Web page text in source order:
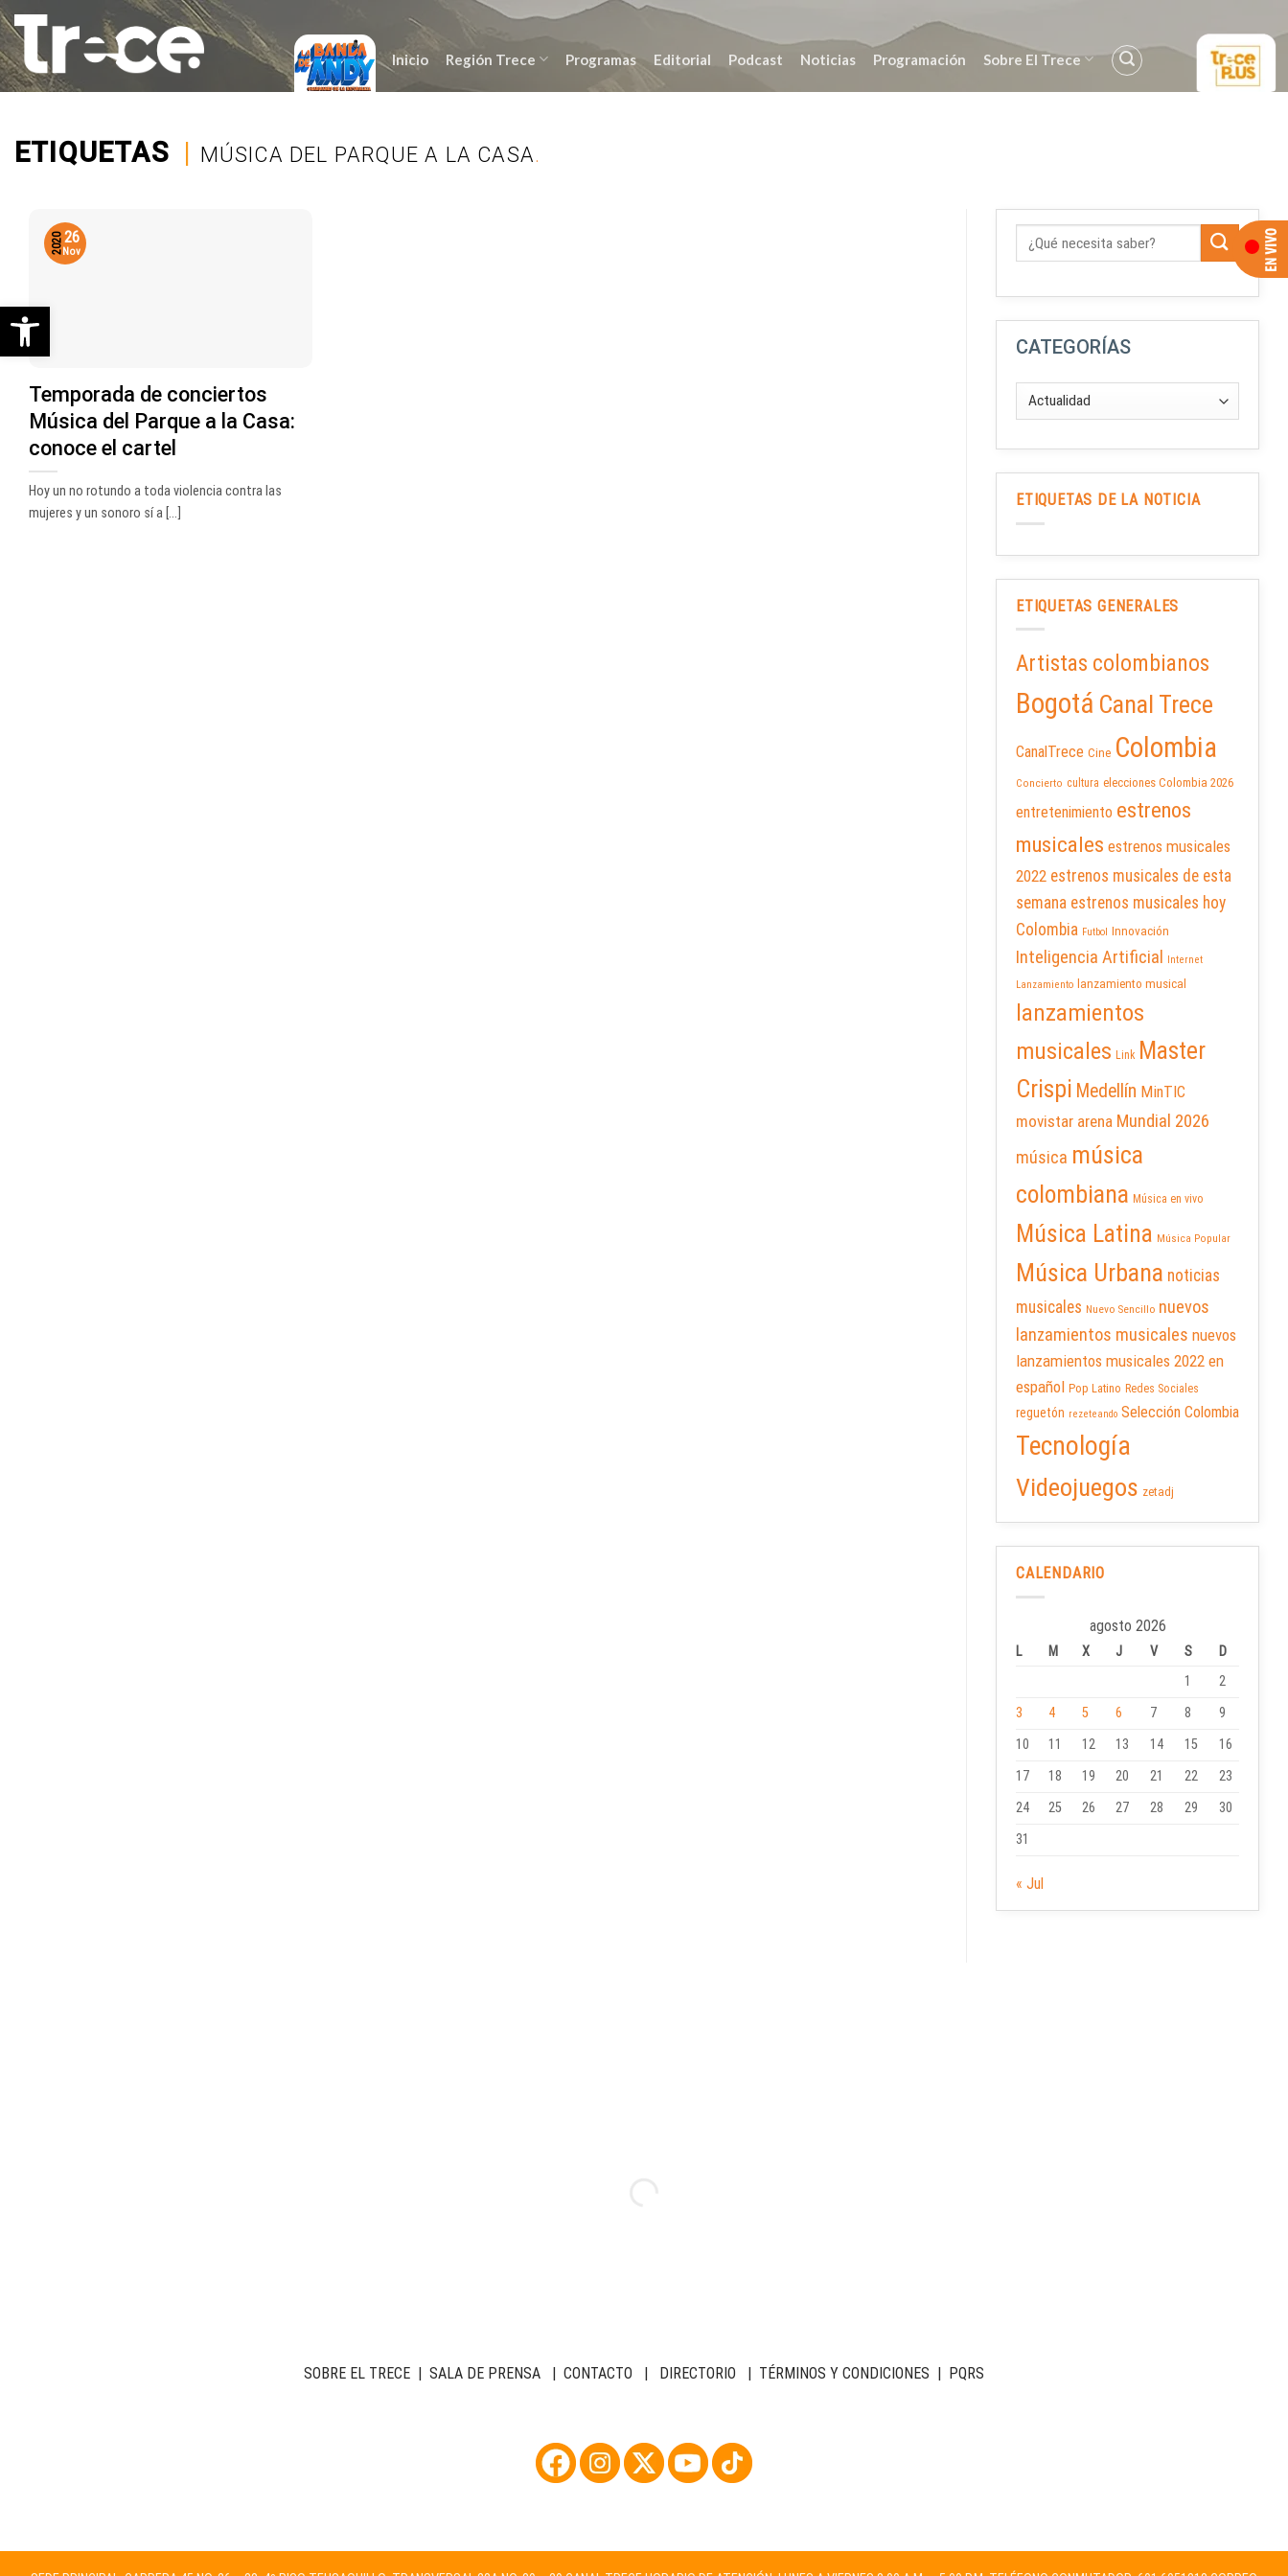
Saltar
al
contenido
Inicio Región Trece Programas Editorial Podcast Noticias Programación Sobre El Trece
ETIQUETAS | MÚSICA DEL PARQUE A LA CASA.
Temporada de conciertos
Música del Parque a la Casa:
conoce el cartel
Hoy un no rotundo a toda violencia contra las
mujeres y un sonoro sí a [...]
26
Nov
2020
CATEGORÍAS
ETIQUETAS DE LA NOTICIA
ETIQUETAS GENERALES
Artistas colombianos
Bogotá Canal Trece
CanalTrece Cine Colombia
Concierto cultura elecciones Colombia 2026
entretenimiento estrenos
musicales estrenos musicales
2022 estrenos musicales de esta
semana estrenos musicales hoy
Colombia Futbol Innovación
Inteligencia Artificial
Internet
Lanzamiento
lanzamiento musical
lanzamientos
musicales Link Master
Crispi Medellín MinTIC
movistar arena Mundial 2026
música música
colombiana Música en vivo
Música Latina Música Popular
Música Urbana noticias
musicales Nuevo Sencillo nuevos
lanzamientos musicales nuevos
lanzamientos musicales 2022 en
español Pop Latino Redes Sociales
reguetón rezeteando Selección Colombia
Tecnología
Videojuegos zetadj
CALENDARIO
agosto 2026
L M X J V S
D
1
2
3
4 5 6 7 8
9
10
11 12 13 14 15
16
17
18 19 20 21 22
23
24
25 26 27 28 29
30
31
« Jul
SOBRE EL TRECE | SALA DE PRENSA | CONTACTO | DIRECTORIO | TÉRMINOS Y CONDICIONES | PQRS
Abrir barra de herramientas